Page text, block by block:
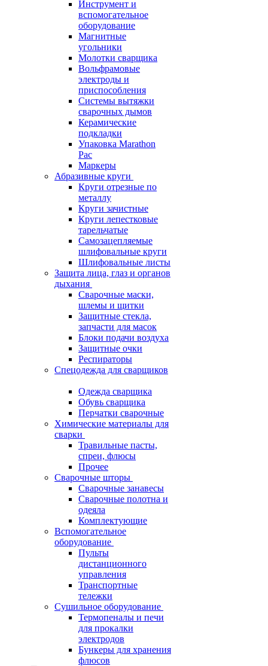
Инструмент и
вспомогательное
оборудование
Магнитные
угольники
Молотки сварщика
Вольфрамовые
электроды и
приспособления
Системы вытяжки
сварочных дымов
Керамические
подкладки
Упаковка Marathon
Pac
Маркеры
Абразивные круги
Круги отрезные по
металлу
Круги зачистные
Круги лепестковые
тарельчатые
Самозацепляемые
шлифовальные круги
Шлифовальные листы
Защита лица, глаз и органов
дыхания
Сварочные маски,
шлемы и щитки
Защитные стекла,
запчасти для масок
Блоки подачи воздуха
Защитные очки
Респираторы
Спецодежда для сварщиков
Одежда сварщика
Обувь сварщика
Перчатки сварочные
Химические материалы для
сварки
Травильные пасты,
спреи, флюсы
Прочее
Сварочные шторы
Сварочные занавесы
Сварочные полотна и
одеяла
Комплектующие
Вспомогательное
оборудование
Пульты
дистанционного
управления
Транспортные
тележки
Сушильное оборудование
Термопеналы и печи
для прокалки
электродов
Бункеры для хранения
флюсов